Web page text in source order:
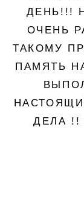
ДЕНЬ!!!
ОЧЕНЬ
ТАКОМУ
ПАМЯТЬ
ДЕЛА !!